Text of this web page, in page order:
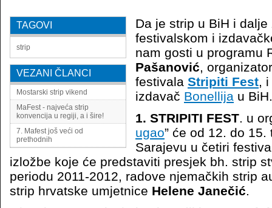
TAGOVI
strip
VEZANI ČLANCI
Mostarski strip vikend
MaFest - najveća strip
konvencija u regiji, a i šire!
7. Mafest još veći od
prethodnih
Da je strip u BiH i dalje
festivalskom i
nam gosti u programu
Pašanović,
festivala Stripiti Fest, i
izdavač Bonellija u BiH.
1. STRIPITI FEST. u
ugao” će od 12. do
Sarajevu u četiri
izložbe koje će predstaviti presjek bh. strip
periodu 2011-2012, radove njemačkih strip
strip hrvatske umjetnice Helene Janečić.